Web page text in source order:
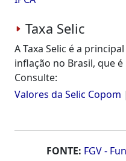
Taxa Selic
A Taxa Selic é a
inflação no Brasil, que
Consulte:
Valores da Selic Copom |
FONTE: FGV -